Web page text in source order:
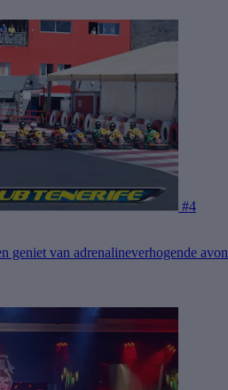
#4
geniet van adrenalineverhogende